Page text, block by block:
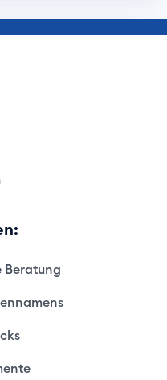
Beratung